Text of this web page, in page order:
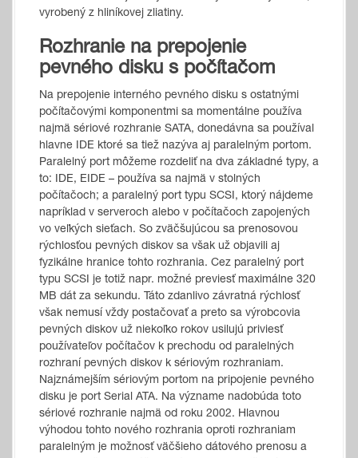
vyrobený z hliníkovej zliatiny.
Rozhranie na prepojenie
pevného disku s počítačom
Na prepojenie interného pevného disku s ostatnými
počítačovými komponentmi sa momentálne používa
najmä sériové rozhranie SATA, donedávna sa používal
hlavne IDE ktoré sa tiež nazýva aj paralelným portom.
Paralelný port môžeme rozdeliť na dva základné typy, a
to: IDE, EIDE – používa sa najmä v stolných
počítačoch; a paralelný port typu SCSI, ktorý nájdeme
napríklad v serveroch alebo v počítačoch zapojených
vo veľkých sieťach. So zväčšujúcou sa prenosovou
rýchlosťou pevných diskov sa však už objavili aj
fyzikálne hranice tohto rozhrania. Cez paralelný port
typu SCSI je totiž napr. možné previesť maximálne 320
MB dát za sekundu. Táto zdanlivo závratná rýchlosť
však nemusí vždy postačovať a preto sa výrobcovia
pevných diskov už niekoľko rokov usilujú priviesť
používateľov počítačov k prechodu od paralelných
rozhraní pevných diskov k sériovým rozhraniam.
Najznámejším sériovým portom na pripojenie pevného
disku je port Serial ATA. Na význame nadobúda toto
sériové rozhranie najmä od roku 2002. Hlavnou
výhodou tohto nového rozhrania oproti rozhraniam
paralelným je možnosť väčšieho dátového prenosu a